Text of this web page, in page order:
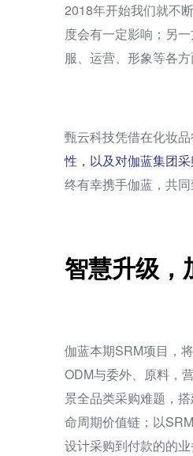
2018年开始我们就不
度会有一定影响；另
服、运营、形象等各
甄云科技凭借在化妆
性，以及对伽蓝集团
终有幸携手伽蓝，共
智慧升级，
伽蓝本期SRM项目，
ODM与委外、原料，
景全品类采购难题，
命周期价值链；以
设计采购到付款的的业